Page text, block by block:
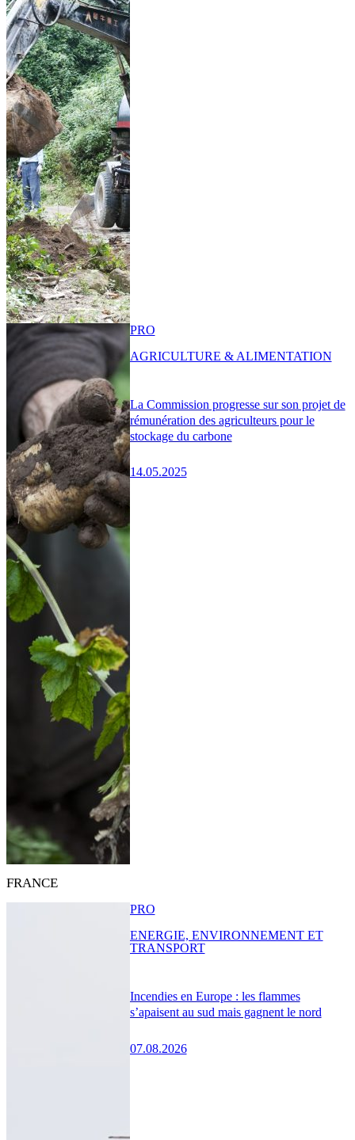
La Commission progresse sur son projet de
rémunération des agriculteurs pour le
stockage du carbone
14.05.2025
PRO
AGRICULTURE & ALIMENTATION
FRANCE
Incendies en Europe : les flammes
s’apaisent au sud mais gagnent le nord
07.08.2026
PRO
ENERGIE, ENVIRONNEMENT ET
TRANSPORT